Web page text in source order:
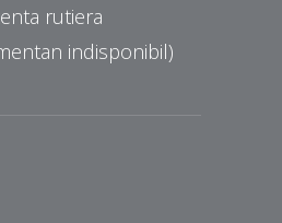
rutiera
indisponibil)